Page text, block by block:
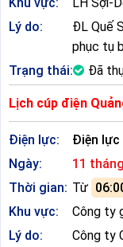
Khu vực:
LH Sợi-
Lý do:
ĐL Quế
phục tụ
Trạng thái:
Đã
Lịch cúp điện
Điện lực:
Điện lực
Ngày:
11
Thời gian: Từ
Khu vực:
Công ty
Lý do:
Công ty